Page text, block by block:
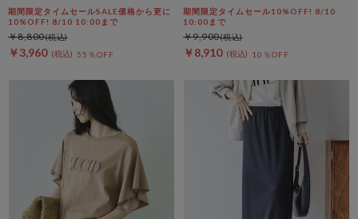
期間限定タイムセールSALE価格から更に
10%OFF! 8/10 10:00まで
￥3,960 55％OFF
￥8,800
ルーンノースリギャザーワンピ
ース
期間限定タイムセール10%OFF! 8/10
10:00まで
￥8,910 10％OFF
￥9,900